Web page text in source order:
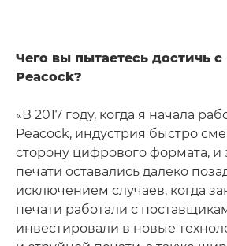
Чего вы пытаетесь достичь
Peacock?
«В 2017 году, когда я начала
Peacock, индустрия быстро
сторону цифрового формата, и
печати оставались далеко
исключением случаев, когда
печати работали с
инвестировали в новые